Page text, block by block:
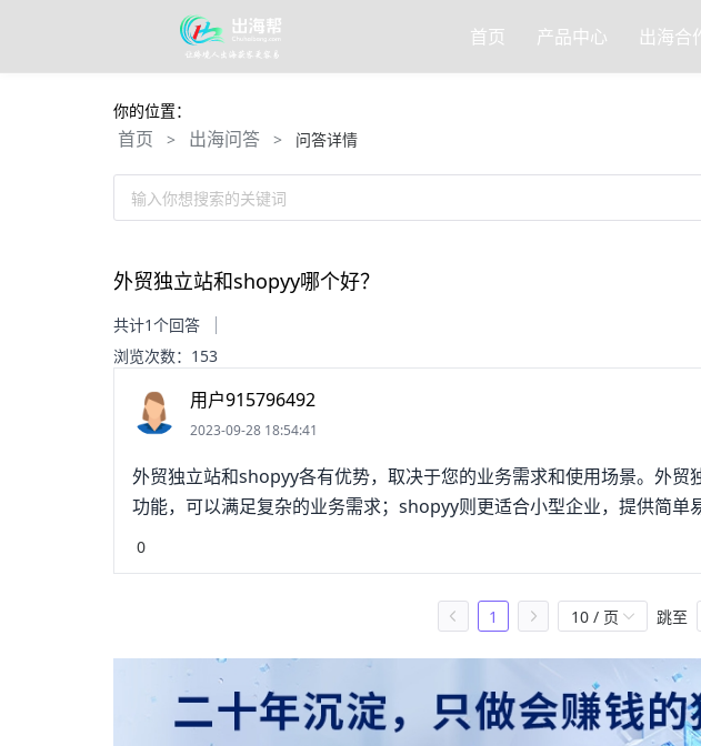
首页 产品中心 出海合
你的位置：
首页 > 出海问答 > 问答详情
输入你想搜索的关键词
外贸独立站和shopyy哪个好？
共计1个回答
浏览次数：153
用户915796492
2023-09-28 18:54:41
外贸独立站和shopyy各有优势，取决于您的业务需求和使用场景。外贸
功能，可以满足复杂的业务需求；shopyy则更适合小型企业，提供简单
0
1 10 / 页 跳至